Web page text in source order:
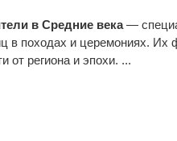
в Средние века—
в походах и церемониях. Их
от региона и эпохи. ...